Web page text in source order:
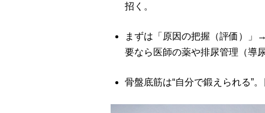
招く。
まずは「原因の把握（評価）
要なら医師の薬や排尿管理（導
骨盤底筋は“自分で鍛えられる”